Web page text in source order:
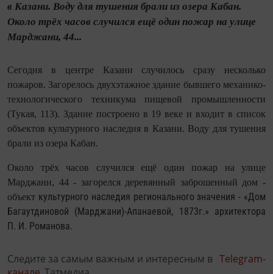
в Казани. Воду для тушения брали из озера Кабан.
Около трёх часов случился ещё один пожар на улице
Марджани, 44...
Сегодня в центре Казани случилось сразу несколько
пожаров. Загорелось двухэтажное здание бывшего механико-
технологического техникума пищевой промышленности
(Тукая, 113). Здание построено в 19 веке и входит в список
объектов культурного наследия в Казани. Воду для тушения
брали из озера Кабан.
Около трёх часов случился ещё один пожар на улице
Марджани, 44 - загорелся деревянный заброшенный дом -
объект культурного наследия регионального значения - «Дом
Багаутдиновой (Марджани)-Апанаевой, 1873г.» архитектора
П. И. Романова.
Следите за самым важным и интересным в Telegram-